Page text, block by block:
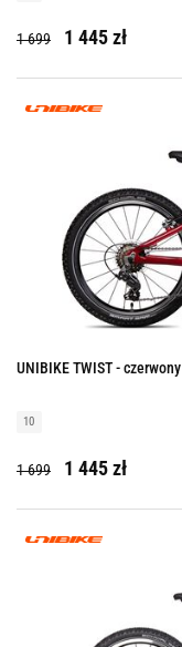
1 699 1 445 zł
UNIBIKE TWIST - czerwony
10
1 699 1 445 zł